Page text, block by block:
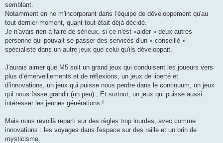
semblant.
Notamment en ne m'incorporant dans l’équipe de développement qu'au
tout dernier moment, quant tout était déjà décidé.
Je n'avais rien a faire de sérieux, si ce n'est «aider » deux autres
personne qui pouvait se passer des services d'un « conseillé »
spécialiste dans un autre jeux que celui qu'ils développait.
J'aurais aimer que M5 soit un grand jeux qui conduisent les joueurs vers
plus d’émerveillements et de réflexions, un jeux de liberté et
d’innovations, un jeux qui puisse nous perdre dans le continuum, un jeux
qui nous fasse grandir (un peu) ; Et surtout, un jeux qui puisse aussi
intéresser les jeunes générations !
Mais nous revoilà reparti sur des règles trop lourdes, avec comme
innovations : les voyages dans l'espace sur des raille et un brin de
mysticisme.